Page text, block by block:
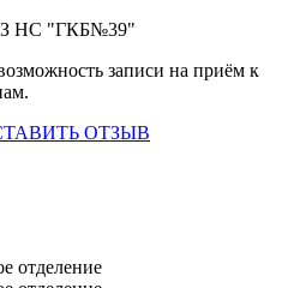
НС "ГКБ№39"
записи на приём к
ОТЗЫВ
отделение